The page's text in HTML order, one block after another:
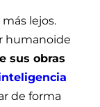
lejos.
humanoide
sus obras
de forma